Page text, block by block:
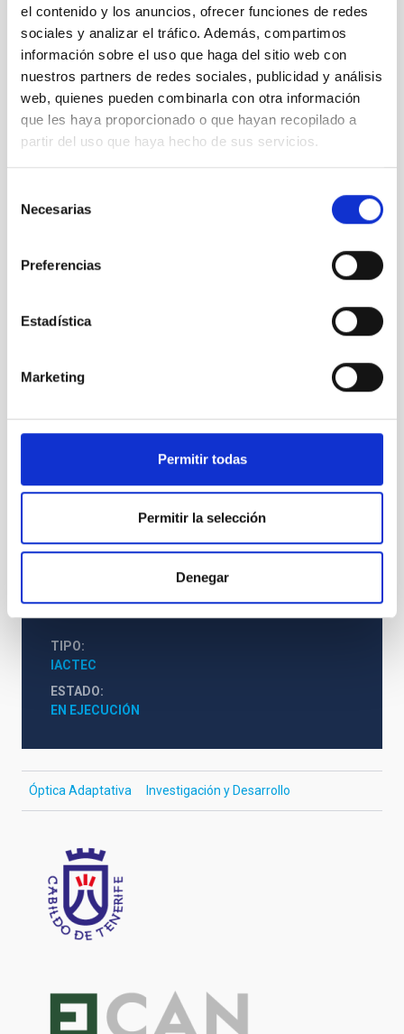
el contenido y los anuncios, ofrecer funciones de redes
sociales y analizar el tráfico. Además, compartimos
información sobre el uso que haga del sitio web con
nuestros partners de redes sociales, publicidad y análisis
web, quienes pueden combinarla con otra información
que les haya proporcionado o que hayan recopilado a
partir del uso que haya hecho de sus servicios.
Necesarias
Preferencias
Estadística
Marketing
Permitir todas
Permitir la selección
Denegar
Miembros
TIPO
IACTEC
ESTADO
EN EJECUCIÓN
Óptica Adaptativa Investigación y Desarrollo